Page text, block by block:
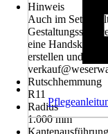
Hinweis
Auch im Set
eine Handskizze
erstellen und per
Rutschhemmung
R11
Radius
1.000 mm
Kantenausführung